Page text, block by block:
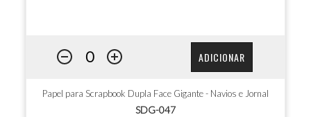
ADICIONAR
Papel para Scrapbook Dupla Face Gigante - Navios e Jornal
SDG-047